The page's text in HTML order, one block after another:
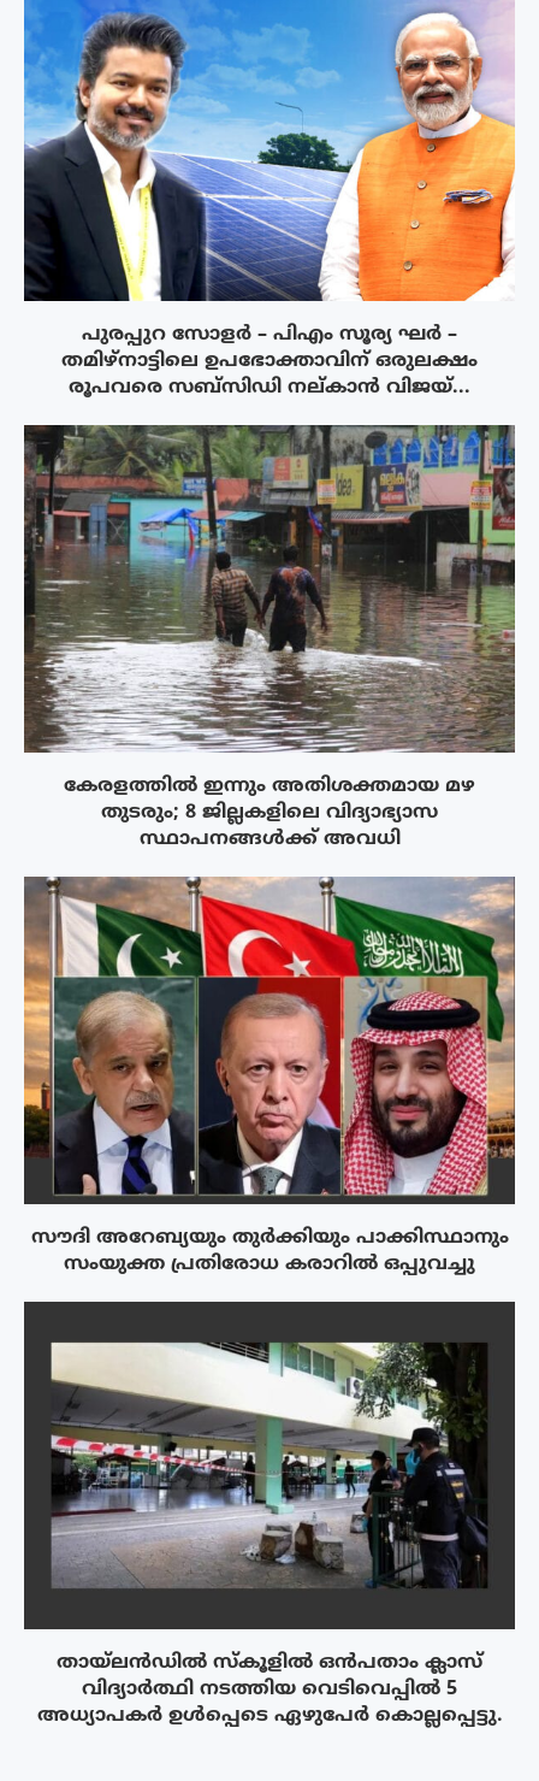
പുരപ്പുറ സോളർ – പിഎം സൂര്യ ഘർ –
തമിഴ്നാട്ടിലെ ഉപഭോക്താവിന് ഒരുലക്ഷം
രൂപവരെ സബ്സിഡി നല്കാൻ വിജയ്...
കേരളത്തിൽ ഇന്നും അതിശക്തമായ മഴ
തുടരും; 8 ജില്ലകളിലെ വിദ്യാഭ്യാസ
സ്ഥാപനങ്ങൾക്ക് അവധി
സൗദി അറേബ്യയും തുർക്കിയും പാക്കിസ്ഥാനും
സംയുക്ത പ്രതിരോധ കരാറിൽ ഒപ്പുവച്ചു
തായ്‌ലൻഡിൽ സ്കൂളിൽ ഒൻപതാം ക്ലാസ്
വിദ്യാർത്ഥി നടത്തിയ വെടിവെപ്പിൽ 5
അധ്യാപകർ ഉൾപ്പെടെ ഏഴുപേർ കൊല്ലപ്പെട്ടു.